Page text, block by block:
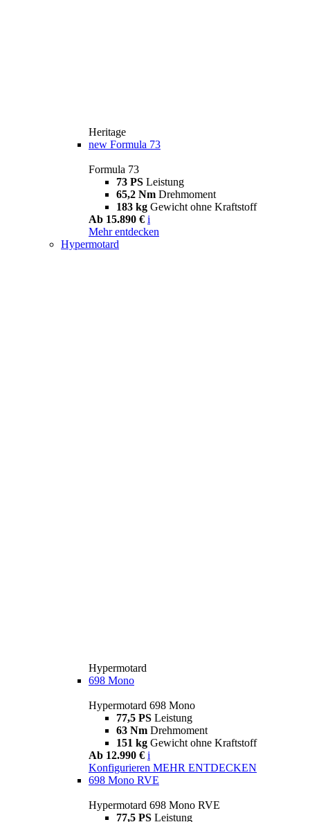
Heritage
new Formula 73
Formula 73
73 PS Leistung
65,2 Nm Drehmoment
183 kg Gewicht ohne Kraftstoff
Ab 15.890 € i
Mehr entdecken
Hypermotard
Hypermotard
698 Mono
Hypermotard 698 Mono
77,5 PS Leistung
63 Nm Drehmoment
151 kg Gewicht ohne Kraftstoff
Ab 12.990 € i
Konfigurieren MEHR ENTDECKEN
698 Mono RVE
Hypermotard 698 Mono RVE
77,5 PS Leistung